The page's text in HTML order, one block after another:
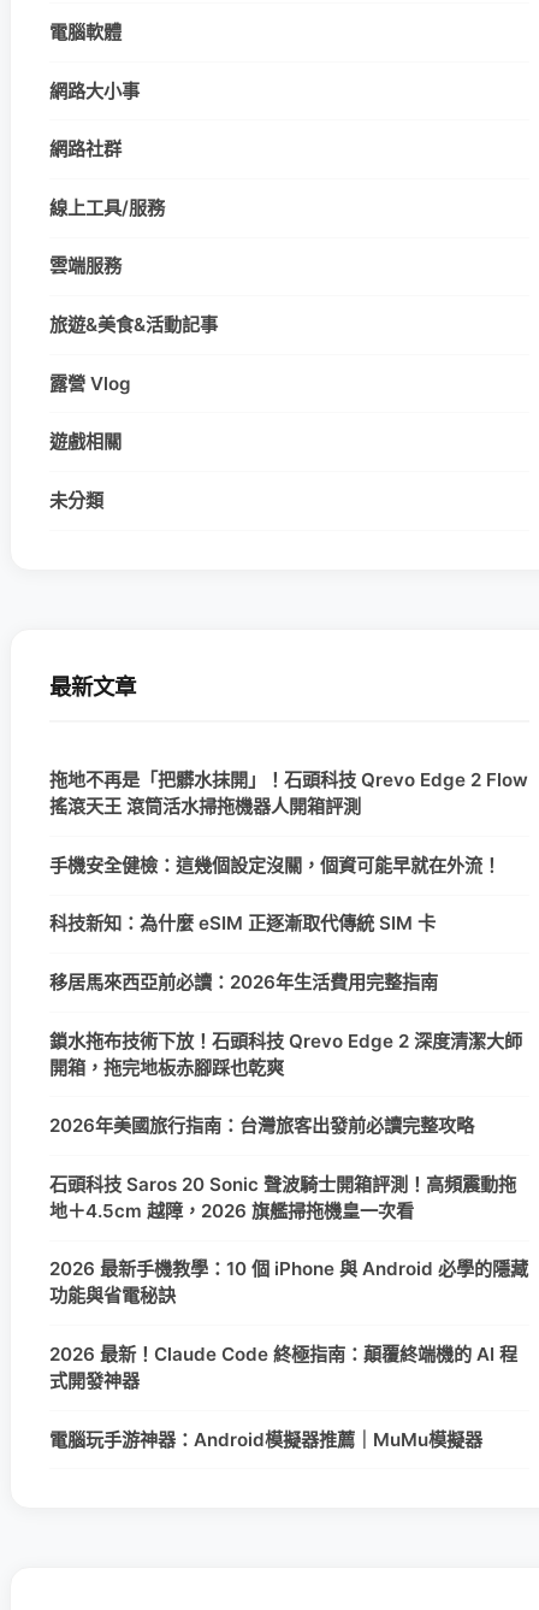
電腦軟體
網路大小事
網路社群
線上工具/服務
雲端服務
旅遊&美食&活動記事
露營 Vlog
遊戲相關
未分類
最新文章
拖地不再是「把髒水抹開」！石頭科技 Qrevo Edge 2 Flow
搖滾天王 滾筒活水掃拖機器人開箱評測
手機安全健檢：這幾個設定沒關，個資可能早就在外流！
科技新知：為什麼 eSIM 正逐漸取代傳統 SIM 卡
移居馬來西亞前必讀：2026年生活費用完整指南
鎖水拖布技術下放！石頭科技 Qrevo Edge 2 深度清潔大師
開箱，拖完地板赤腳踩也乾爽
2026年美國旅行指南：台灣旅客出發前必讀完整攻略
石頭科技 Saros 20 Sonic 聲波騎士開箱評測！高頻震動拖
地＋4.5cm 越障，2026 旗艦掃拖機皇一次看
2026 最新手機教學：10 個 iPhone 與 Android 必學的隱藏
功能與省電秘訣
2026 最新！Claude Code 終極指南：顛覆終端機的 AI 程
式開發神器
電腦玩手游神器：Android模擬器推薦｜MuMu模擬器